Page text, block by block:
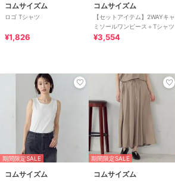
コムサイズム
ロゴ Tシャツ
¥1,826
コムサイズム
【セットアイテム】2WAYキャ
ミソールワンピース＋Tシャツ
¥3,554
期間限定SALE
コムサイズム
期間限定SALE
コムサイズム